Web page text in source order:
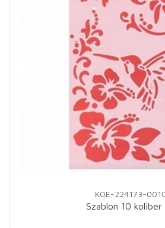
KOE-224173-
Szablon 10 koliber